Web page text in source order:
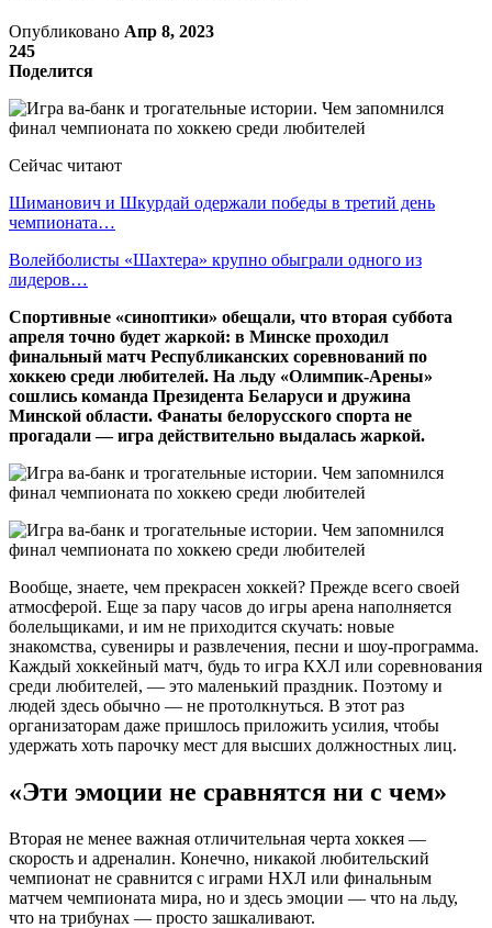
Опубликовано Апр 8, 2023
245
Поделится
Сейчас читают
Шиманович и Шкурдай одержали победы в третий день
чемпионата…
Волейболисты «Шахтера» крупно обыграли одного из
лидеров…
Спортивные «синоптики» обещали, что вторая суббота
апреля точно будет жаркой: в Минске проходил
финальный матч Республиканских соревнований по
хоккею среди любителей. На льду «Олимпик-Арены»
сошлись команда Президента Беларуси и дружина
Минской области. Фанаты белорусского спорта не
прогадали — игра действительно выдалась жаркой.
Вообще, знаете, чем прекрасен хоккей? Прежде всего своей
атмосферой. Еще за пару часов до игры арена наполняется
болельщиками, и им не приходится скучать: новые
знакомства, сувениры и развлечения, песни и шоу-программа.
Каждый хоккейный матч, будь то игра КХЛ или соревнования
среди любителей, — это маленький праздник. Поэтому и
людей здесь обычно — не протолкнуться. В этот раз
организаторам даже пришлось приложить усилия, чтобы
удержать хоть парочку мест для высших должностных лиц.
«Эти эмоции не сравнятся ни с чем»
Вторая не менее важная отличительная черта хоккея —
скорость и адреналин. Конечно, никакой любительский
чемпионат не сравнится с играми НХЛ или финальным
матчем чемпионата мира, но и здесь эмоции — что на льду,
что на трибунах — просто зашкаливают.